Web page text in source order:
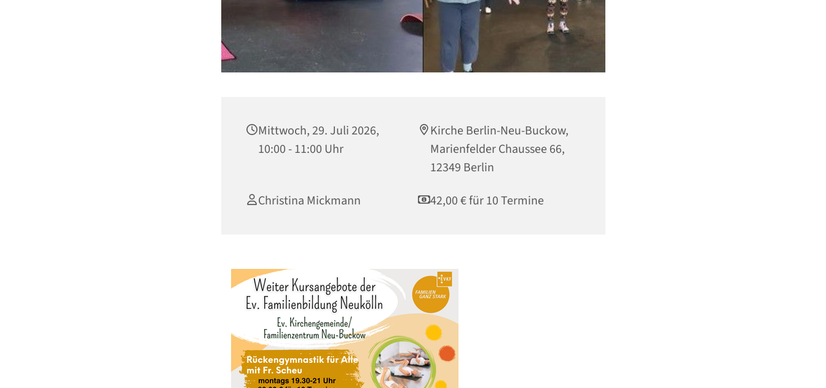
Mittwoch, 29. Juli 2026,
10:00 - 11:00 Uhr
Kirche Berlin-Neu-Buckow,
Marienfelder Chaussee 66,
12349 Berlin
Christina Mickmann
42,00 € für 10 Termine